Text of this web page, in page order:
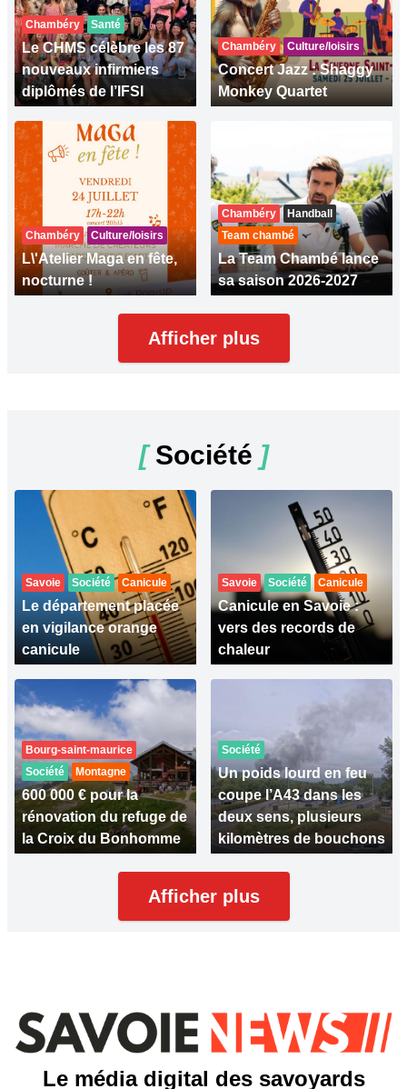
Chambéry Santé
Le CHMS célèbre les 87
nouveaux infirmiers
diplômés de l’IFSI
Chambéry Culture/loisirs
Concert Jazz : Shaggy
Monkey Quartet
Chambéry Culture/loisirs
L\'Atelier Maga en fête,
nocturne !
Chambéry
Handball
Team chambé
La Team Chambé lance
sa saison 2026-2027
Afficher plus
[Société ]
Savoie Société Canicule
Le département placée
en vigilance orange
canicule
Savoie Société Canicule
Canicule en Savoie :
vers des records de
chaleur
Bourg-saint-maurice
Société
Montagne
600 000 € pour la
rénovation du refuge de
la Croix du Bonhomme
Société
Un poids lourd en feu
coupe l’A43 dans les
deux sens, plusieurs
kilomètres de bouchons
Afficher plus
Le média digital des savoyards